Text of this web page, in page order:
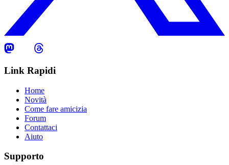
Link Rapidi
Home
Novità
Come fare amicizia
Forum
Contattaci
Aiuto
Supporto